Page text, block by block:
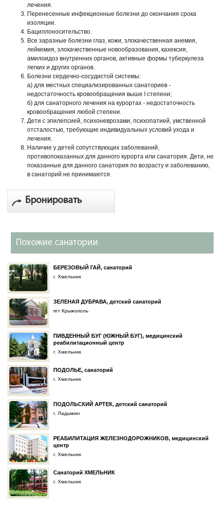
лечения.
Перенесенные инфекционные болезни до окончания срока
изоляции.
Бациллоносительство.
Все заразные болезни глаз, кожи, злокачественная анемия,
лейкемия, злокачественные новообразования, кахексия,
амилоидоз внутренних органов, активные формы туберкулеза
легких и других органов.
Болезни сердечно-сосудистой системы:
а) для местных специализированных санаториев -
недостаточность кровообращения выше I степени;
б) для санаторного лечения на курортах - недостаточность
кровообращения любой степени.
Дети с эпилепсией, психоневрозами, психопатией, умственной
отсталостью, требующие индивидуальных условий ухода и
лечения.
Наличие у детей сопутствующих заболеваний,
противопоказанных для данного курорта или санатория. Дети, не
показанные для данного санатория по возрасту и заболеванию,
в санаторий не принимаются.
Бронировать
Похожие санатории
БЕРЕЗОВЫЙ ГАЙ, санаторий
г. Хмельник
ЗЕЛЕНАЯ ДУБРАВА, детский санаторий
пгт Крыжополь
ПИВДЕННЫЙ БУГ (ЮЖНЫЙ БУГ), медицинский
реабилитационный центр
г. Хмельник
ПОДОЛЬЕ, санаторий
г. Хмельник
ПОДОЛЬСКИЙ АРТЕК, детский санаторий
г. Ладыжин
РЕАБИЛИТАЦИЯ ЖЕЛЕЗНОДОРОЖНИКОВ, медицинский
центр
г. Хмельник
Санаторий ХМЕЛЬНИК
г. Хмельник